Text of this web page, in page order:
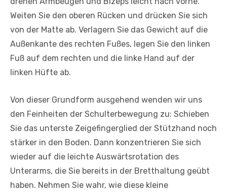
Weiten Sie den oberen Rücken und drücken Sie sich
von der Matte ab. Verlagern Sie das Gewicht auf die
Außenkante des rechten Fußes, legen Sie den linken
Fuß auf dem rechten und die linke Hand auf der
linken Hüfte ab.
Von dieser Grundform ausgehend wenden wir uns
den Feinheiten der Schulterbewegung zu: Schieben
Sie das unterste Zeigefingerglied der Stützhand noch
stärker in den Boden. Dann konzentrieren Sie sich
wieder auf die leichte Auswärtsrotation des
Unterarms, die Sie bereits in der Bretthaltung geübt
haben. Nehmen Sie wahr, wie diese kleine